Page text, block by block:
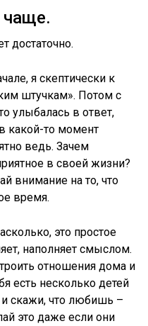
чаще.
достаточно.
я скептически к
штучкам». Потом с
улыбалась в ответ,
какой-то момент
ведь. Зачем
в своей жизни?
внимание на то, что
время.
это простое
наполняет смыслом.
отношения дома и
есть несколько детей
скажи, что любишь –
это даже если они